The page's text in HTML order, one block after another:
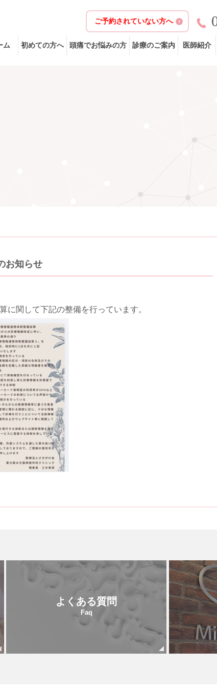
ム 初めての方へ 頭痛でお悩みの方 診療のご案内 医師紹介
ご予約されていない方へ
お知らせ
に関して下記の整備を行っています。
よくある質問
Faq